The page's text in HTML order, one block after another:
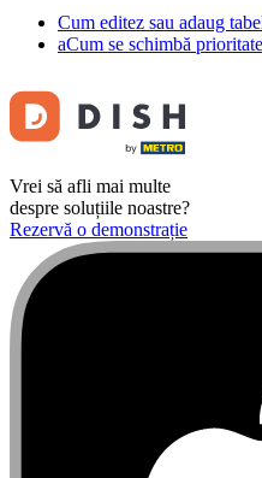
Cum editez sau adaug
aCum se schimbă
Vrei să afli mai multe
despre soluțiile noastre?
Rezervă o demonstrație